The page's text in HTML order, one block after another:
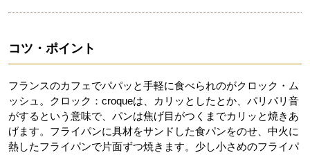
コツ・ポイント
フランスのカフェでパパッと手軽に食べられのがクロック・ム
ッシュ。クロック：croqueは、カリッとしたとか、パリパリ音
がするという意味で、パンは焦げ目がつくまでカリッと焼きあ
げます。フライパンに具材をサンドした食パンをのせ、中火に
熱したフライパンで片面ずつ焼きます。少し小さめのフライパ